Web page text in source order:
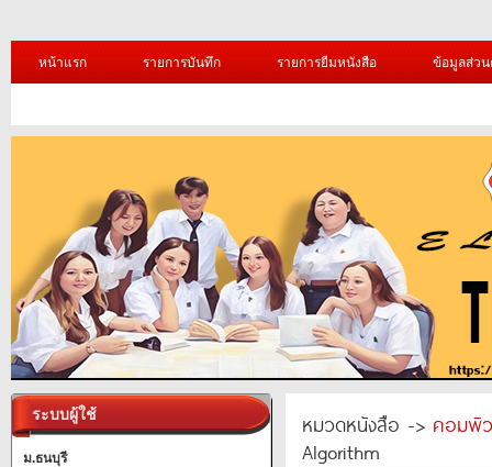
หน้าแรก รายการบันทึก รายการยืมหนังสือ ข้อมูลส่ว
ระบบผู้ใช้
ม.ธนบุรี
หมวดหนังสือ -> คอมพิ
Algorithm